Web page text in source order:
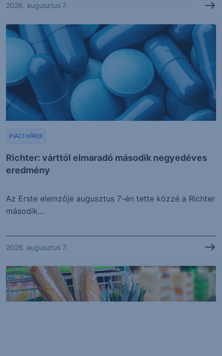
2026. augusztus 7.
Richter: várttól elmaradó második negyedéves
eredmény
PIACI HÍREK
Az Erste elemzője augusztus 7-én tette közzé a Richter
második...
2026. augusztus 7.